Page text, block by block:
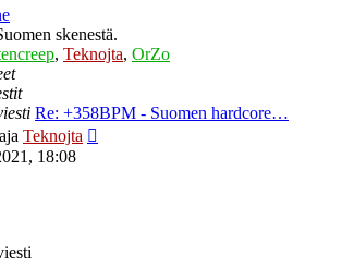
skenestä.
, Teknojta, OrZo
Re: +358BPM - Suomen hardcore…
Teknojta
18:08